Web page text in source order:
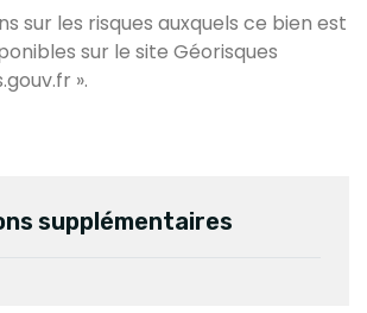
sur les risques auxquels ce bien est
sur le site Géorisques
».
supplémentaires